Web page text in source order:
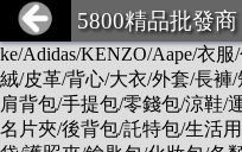
DESCENTE/LV/
CIAGA/DIOR/Hermes/
ke/Adidas/KENZO/Aape/衣
絨/皮革/背心/大衣/外套/長褲
肩背包/手提包/零錢包/涼鞋/
名片夾/後背包/託特包/生活
5800精品批發商